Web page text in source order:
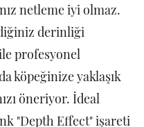
netleme iyi olmaz.
derinliği
profesyonel
köpeğinize yaklaşık
öneriyor. İdeal
"Depth Effect" işareti